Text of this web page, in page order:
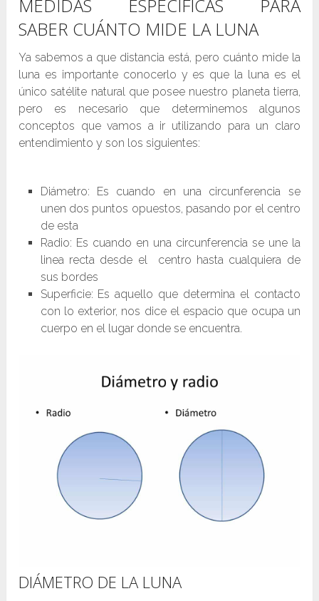
MEDIDAS ESPECÍFICAS PARA
SABER CUÁNTO MIDE LA LUNA
Ya sabemos a que distancia está, pero cuánto mide la
luna es importante conocerlo y es que la luna es el
único satélite natural que posee nuestro planeta tierra,
pero es necesario que determinemos algunos
conceptos que vamos a ir utilizando para un claro
entendimiento y son los siguientes:
Diámetro: Es cuando en una circunferencia se
unen dos puntos opuestos, pasando por el centro
de esta
Radio: Es cuando en una circunferencia se une la
linea recta desde el centro hasta cualquiera de
sus bordes
Superficie: Es aquello que determina el contacto
con lo exterior, nos dice el espacio que ocupa un
cuerpo en el lugar donde se encuentra.
DIÁMETRO DE LA LUNA